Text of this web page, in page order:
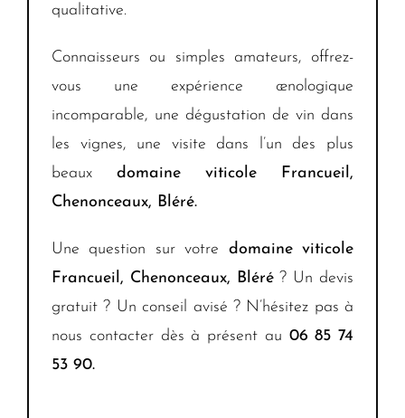
qualitative.
Connaisseurs ou simples amateurs, offrez-
vous une expérience œnologique
incomparable, une dégustation de vin dans
les vignes, une visite dans l’un des plus
beaux domaine viticole Francueil,
Chenonceaux, Bléré.
Une question sur votre domaine viticole
Francueil, Chenonceaux, Bléré? Un devis
gratuit ? Un conseil avisé ? N’hésitez pas à
nous contacter dès à présent au 06 85 74
53 90.